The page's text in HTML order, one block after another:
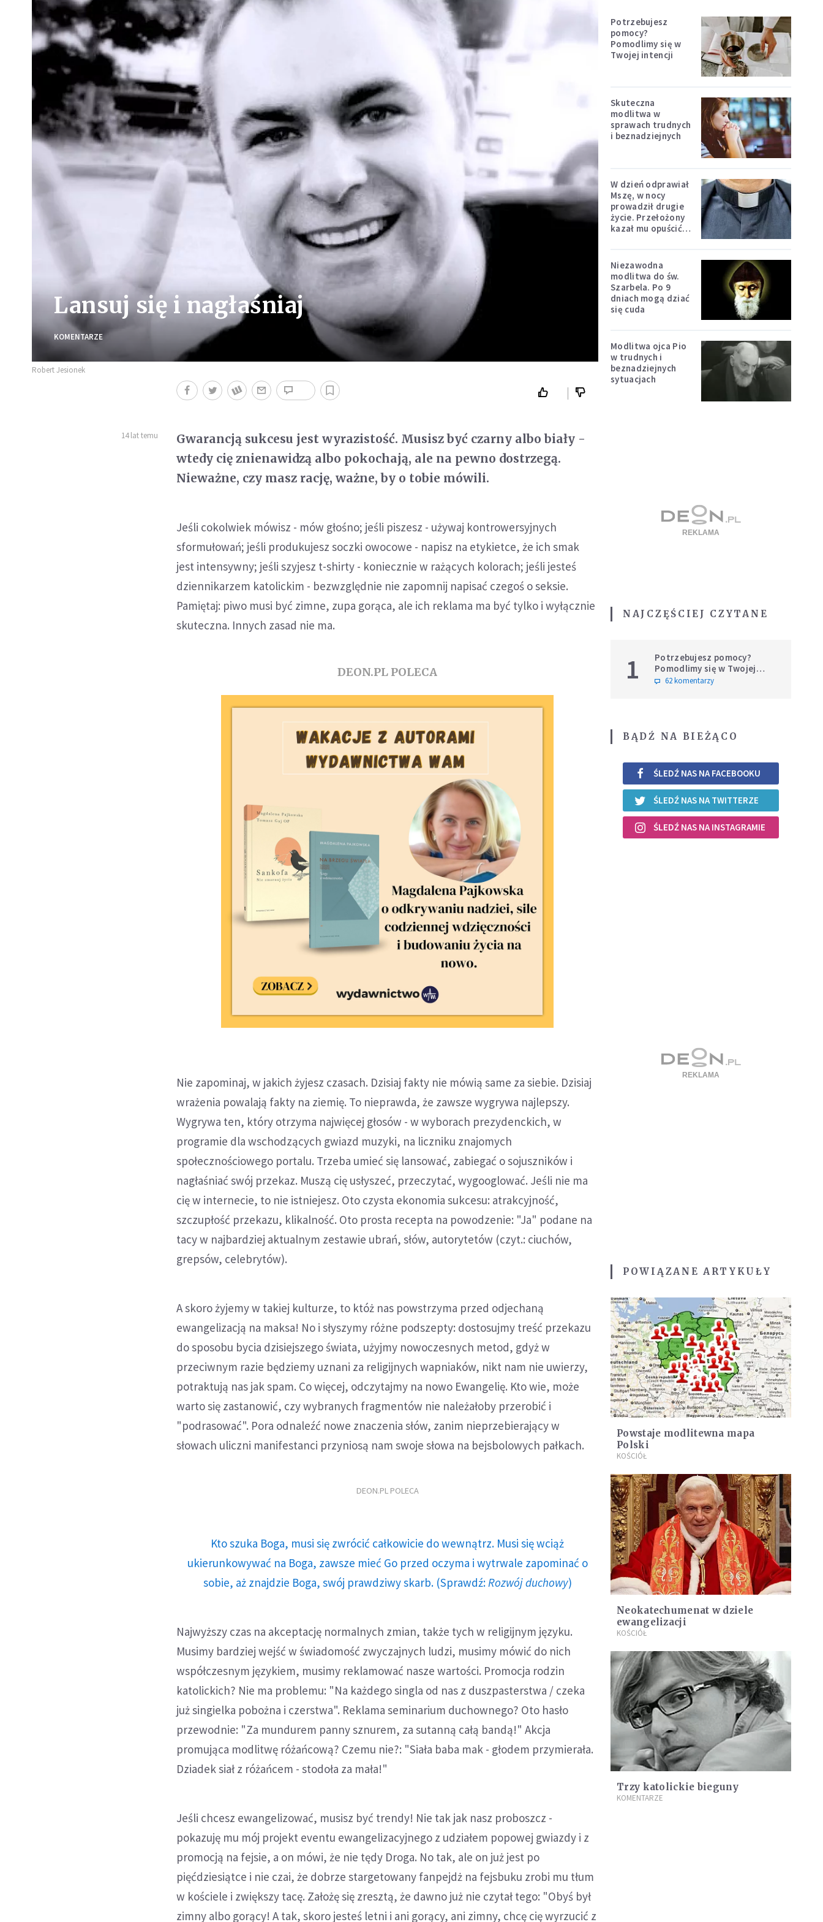
Lansuj się i nagłaśniaj
KOMENTARZE
Robert Jesionek
14 lat temu
Gwarancją sukcesu jest wyrazistość. Musisz być czarny albo biały -
wtedy cię znienawidzą albo pokochają, ale na pewno dostrzegą.
Nieważne, czy masz rację, ważne, by o tobie mówili.
Jeśli cokolwiek mówisz - mów głośno; jeśli piszesz - używaj kontrowersyjnych
sformułowań; jeśli produkujesz soczki owocowe - napisz na etykietce, że ich smak
jest intensywny; jeśli szyjesz t-shirty - koniecznie w rażących kolorach; jeśli jesteś
dziennikarzem katolickim - bezwzględnie nie zapomnij napisać czegoś o seksie.
Pamiętaj: piwo musi być zimne, zupa gorąca, ale ich reklama ma być tylko i wyłącznie
skuteczna. Innych zasad nie ma.
DEON.PL POLECA
Nie zapominaj, w jakich żyjesz czasach. Dzisiaj fakty nie mówią same za siebie. Dzisiaj
wrażenia powalają fakty na ziemię. To nieprawda, że zawsze wygrywa najlepszy.
Wygrywa ten, który otrzyma najwięcej głosów - w wyborach prezydenckich, w
programie dla wschodzących gwiazd muzyki, na liczniku znajomych
społecznościowego portalu. Trzeba umieć się lansować, zabiegać o sojuszników i
nagłaśniać swój przekaz. Muszą cię usłyszeć, przeczytać, wygooglować. Jeśli nie ma
cię w internecie, to nie istniejesz. Oto czysta ekonomia sukcesu: atrakcyjność,
szczupłość przekazu, klikalność. Oto prosta recepta na powodzenie: "Ja" podane na
tacy w najbardziej aktualnym zestawie ubrań, słów, autorytetów (czyt.: ciuchów,
grepsów, celebrytów).
A skoro żyjemy w takiej kulturze, to któż nas powstrzyma przed odjechaną
ewangelizacją na maksa! No i słyszymy różne podszepty: dostosujmy treść przekazu
do sposobu bycia dzisiejszego świata, użyjmy nowoczesnych metod, gdyż w
przeciwnym razie będziemy uznani za religijnych wapniaków, nikt nam nie uwierzy,
potraktują nas jak spam. Co więcej, odczytajmy na nowo Ewangelię. Kto wie, może
warto się zastanowić, czy wybranych fragmentów nie należałoby przerobić i
"podrasować". Pora odnaleźć nowe znaczenia słów, zanim nieprzebierający w
słowach uliczni manifestanci przyniosą nam swoje słowa na bejsbolowych pałkach.
DEON.PL POLECA
Kto szuka Boga, musi się zwrócić całkowicie do wewnątrz. Musi się wciąż
ukierunkowywać na Boga, zawsze mieć Go przed oczyma i wytrwale zapominać o
sobie, aż znajdzie Boga, swój prawdziwy skarb. (Sprawdź: Rozwój duchowy)
Najwyższy czas na akceptację normalnych zmian, także tych w religijnym języku.
Musimy bardziej wejść w świadomość zwyczajnych ludzi, musimy mówić do nich
współczesnym językiem, musimy reklamować nasze wartości. Promocja rodzin
katolickich? Nie ma problemu: "Na każdego singla od nas z duszpasterstwa / czeka
już singielka pobożna i czerstwa". Reklama seminarium duchownego? Oto hasło
przewodnie: "Za mundurem panny sznurem, za sutanną całą bandą!" Akcja
promująca modlitwę różańcową? Czemu nie?: "Siała baba mak - głodem przymierała.
Dziadek siał z różańcem - stodoła za mała!"
Jeśli chcesz ewangelizować, musisz być trendy! Nie tak jak nasz proboszcz -
pokazuję mu mój projekt eventu ewangelizacyjnego z udziałem popowej gwiazdy i z
promocją na fejsie, a on mówi, że nie tędy Droga. No tak, ale on już jest po
pięćdziesiątce i nie czai, że dobrze stargetowany fanpejdż na fejsbuku zrobi mu tłum
w kościele i zwiększy tacę. Założę się zresztą, że dawno już nie czytał tego: "Obyś był
zimny albo gorący! A tak, skoro jesteś letni i ani gorący, ani zimny, chcę cię wyrzucić z
Potrzebujesz
pomocy?
Pomodlimy się w
Twojej intencji
Skuteczna
modlitwa w
sprawach trudnych
i beznadziejnych
W dzień odprawiał
Mszę, w nocy
prowadził drugie
życie. Przełożony
kazał mu opuścić
Niezawodna
modlitwa do św.
Szarbela. Po 9
dniach mogą dziać
się cuda
Modlitwa ojca Pio
w trudnych i
beznadziejnych
sytuacjach
NAJCZĘŚCIEJ CZYTANE
1
Potrzebujesz pomocy?
Pomodlimy się w Twojej
intencji
62 komentarzy
BĄDŹ NA BIEŻĄCO
ŚLEDŹ NAS NA FACEBOOKU
ŚLEDŹ NAS NA TWITTERZE
ŚLEDŹ NAS NA INSTAGRAMIE
POWIĄZANE ARTYKUŁY
Powstaje modlitewna mapa
Polski
KOŚCIÓŁ
Neokatechumenat w dziele
ewangelizacji
KOŚCIÓŁ
Trzy katolickie bieguny
KOMENTARZE